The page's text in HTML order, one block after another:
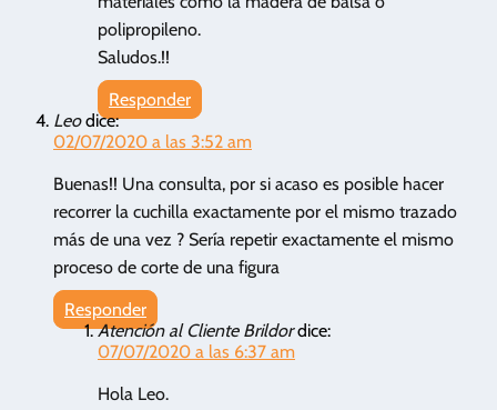
polipropileno.
Saludos.!!
Responder
Leo dice:
02/07/2020 a las 3:52 am
Buenas!! Una consulta, por si acaso es posible hacer
recorrer la cuchilla exactamente por el mismo trazado
más de una vez ? Sería repetir exactamente el mismo
proceso de corte de una figura
Responder
Atención al Cliente Brildor dice:
07/07/2020 a las 6:37 am
Hola Leo.